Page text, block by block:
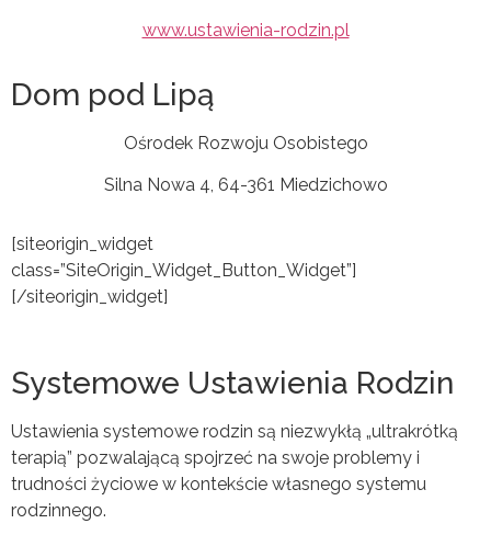
www.ustawienia-rodzin.pl
Dom pod Lipą
Ośrodek Rozwoju Osobistego
Silna Nowa 4, 64-361 Miedzichowo
[siteorigin_widget
class=”SiteOrigin_Widget_Button_Widget”]
[/siteorigin_widget]
Systemowe Ustawienia Rodzin
Ustawienia systemowe rodzin są niezwykłą „ultrakrótką
terapią” pozwalającą spojrzeć na swoje problemy i
trudności życiowe w kontekście własnego systemu
rodzinnego.